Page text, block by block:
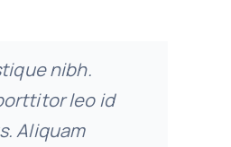
nibh.
leo id
Aliquam